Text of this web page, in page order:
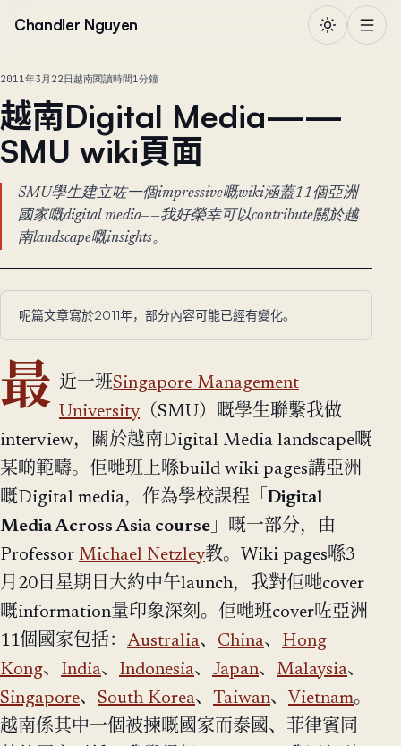
Chandler Nguyen
2011年3月22日越南閱讀時間1分鐘
越南Digital Media——
SMU wiki頁面
SMU學生建立咗一個impressive嘅wiki涵蓋11個亞洲
國家嘅digital media——我好榮幸可以contribute關於越
南landscape嘅insights。
呢篇文章寫於2011年，部分內容可能已經有變化。
最 近一班Singapore Management
University （SMU）嘅學生聯繫我做
interview，關於越南Digital Media landscape嘅
某啲範疇。佢哋班上喺build wiki pages講亞洲
嘅Digital media，作為學校課程「 Digital
Media Across Asia course 」嘅一部分，由
Professor Michael Netzley教。Wiki pages喺3
月20日星期日大約中午launch，我對佢哋cover
嘅information量印象深刻。佢哋班cover咗亞洲
11個國家包括： Australia、 China、 Hong
Kong、 India、 Indonesia、 Japan、 Malaysia、
Singapore、 South Korea、 Taiwan、 Vietnam。
越南係其中一個被揀嘅國家而泰國、菲律賓同